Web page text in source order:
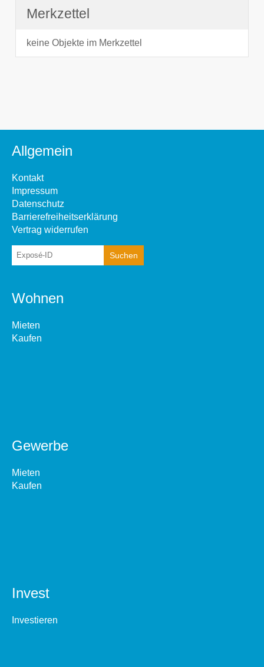
Merkzettel
keine Objekte im Merkzettel
Allgemein
Kontakt
Impressum
Datenschutz
Barrierefreiheitserklärung
Vertrag widerrufen
Wohnen
Mieten
Kaufen
Gewerbe
Mieten
Kaufen
Invest
Investieren